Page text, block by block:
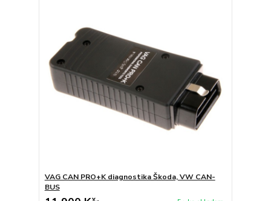
VAG CAN PRO+K diagnostika Škoda, VW CAN-
BUS